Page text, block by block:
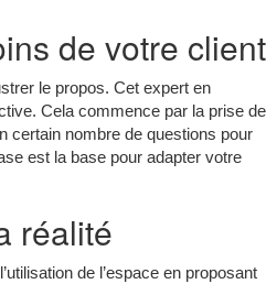
de votre client
le propos. Cet expert en
Cela commence par la prise de
certain nombre de questions pour
est la base pour adapter votre
réalité
de l’espace en proposant